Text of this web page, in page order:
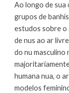
Ao longo de
grupos de
estudos sobre o
de nus ao ar
do nu masculino
humana nua, o
modelos